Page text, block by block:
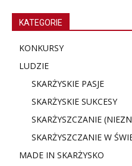
KATEGORIE
KONKURSY
LUDZIE
SKARŻYSKIE PASJE
SKARŻYSKIE SUKCESY
SKARŻYSZCZANIE (NIE
SKARŻYSZCZANIE W
MADE IN SKARŻYSKO